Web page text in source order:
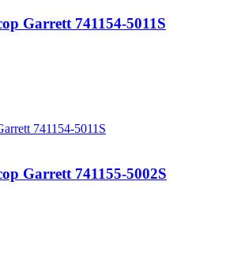
Garrett 741154-5011S
741154-5011S
Garrett 741155-5002S